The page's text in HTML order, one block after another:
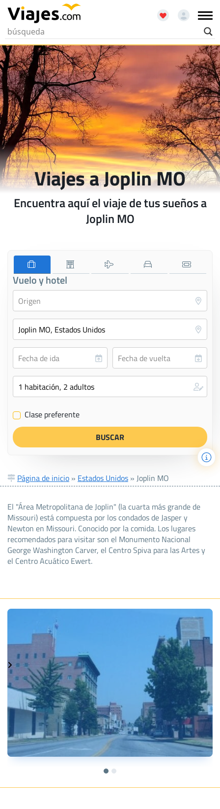
Viajes a Joplin MO
Encuentra aquí el viaje de tus sueños a
Joplin MO
Vuelo y hotel
✔ Clase preferente
Página de inicio » Estados Unidos » Joplin MO
El "Área Metropolitana de Joplin" (la cuarta más grande de
Missouri) está compuesta por los condados de Jasper y
Newton en Missouri. Conocido por la comida. Los lugares
recomendados para visitar son el Monumento Nacional
George Washington Carver, el Centro Spiva para las Artes y
el Centro Acuático Ewert.